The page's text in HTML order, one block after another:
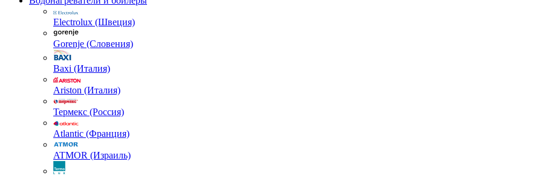
Electrolux (Швеция)
Gorenje (Словения)
Baxi (Италия)
Ariston (Италия)
Термекс (Россия)
Atlantic (Франция)
ATMOR (Израиль)